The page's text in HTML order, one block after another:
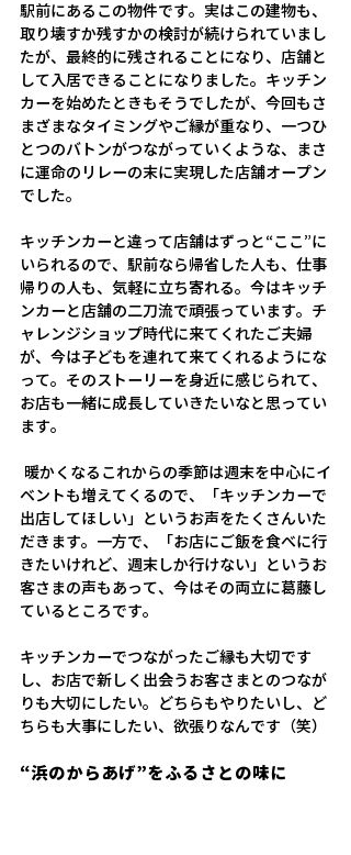
駅前にあるこの物件です。実はこの建物も、
取り壊すか残すかの検討が続けられていまし
たが、最終的に残されることになり、店舗と
して入居できることになりました。キッチン
カーを始めたときもそうでしたが、今回もさ
まざまなタイミングやご縁が重なり、一つひ
とつのバトンがつながっていくような、まさ
に運命のリレーの末に実現した店舗オープン
でした。
キッチンカーと違って店舗はずっと“ここ”に
いられるので、駅前なら帰省した人も、仕事
帰りの人も、気軽に立ち寄れる。今はキッチ
ンカーと店舗の二刀流で頑張っています。チ
ャレンジショップ時代に来てくれたご夫婦
が、今は子どもを連れて来てくれるようにな
って。そのストーリーを身近に感じられて、
お店も一緒に成長していきたいなと思ってい
ます。
ベントも増えてくるので、「キッチンカーで
出店してほしい」というお声をたくさんいた
だきます。一方で、「お店にご飯を食べに行
きたいけれど、週末しか行けない」というお
客さまの声もあって、今はその両立に葛藤し
ているところです。
キッチンカーでつながったご縁も大切です
し、お店で新しく出会うお客さまとのつなが
りも大切にしたい。どちらもやりたいし、ど
ちらも大事にしたい、欲張りなんです（笑）
“浜のからあげ”をふるさとの味に